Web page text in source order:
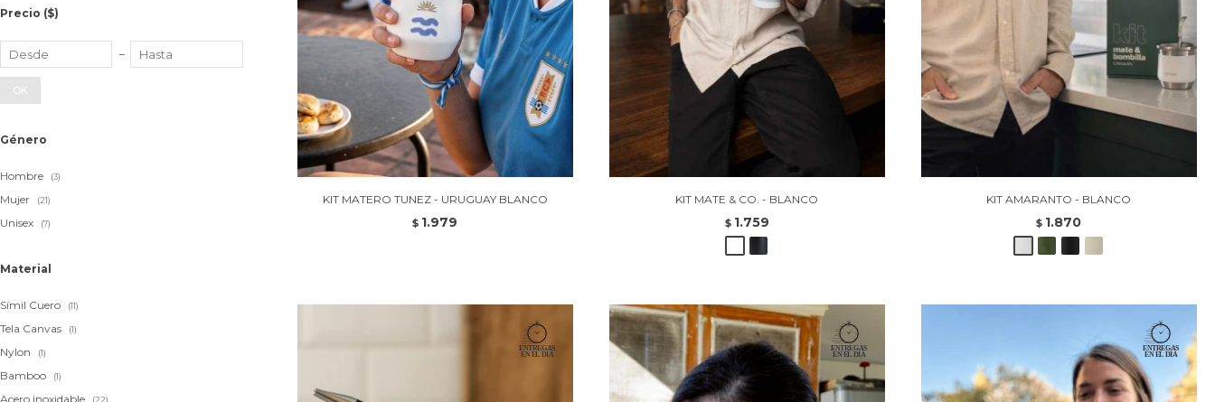
KIT MATERO TUNEZ - URUGUAY BLANCO
$ 1.979
KIT MATE & CO. - BLANCO
$ 1.759
KIT AMARANTO - BLANCO
$ 1.870
Precio ($)
OK
Género
Hombre (3)
Mujer (21)
Unisex (7)
Material
Símil Cuero (11)
Tela Canvas (1)
Nylon (1)
Bamboo (1)
Acero inoxidable (22)